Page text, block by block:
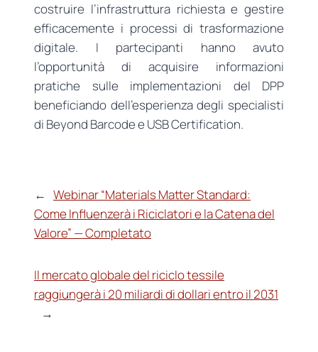
costruire l’infrastruttura richiesta e gestire
efficacemente i processi di trasformazione
digitale. I partecipanti hanno avuto
l’opportunità di acquisire informazioni
pratiche sulle implementazioni del DPP
beneficiando dell’esperienza degli specialisti
di Beyond Barcode e USB Certification.
← Webinar “Materials Matter Standard:
Come Influenzerà i Riciclatori e la Catena del
Valore” — Completato
Il mercato globale del riciclo tessile
raggiungerà i 20 miliardi di dollari entro il 2031
→